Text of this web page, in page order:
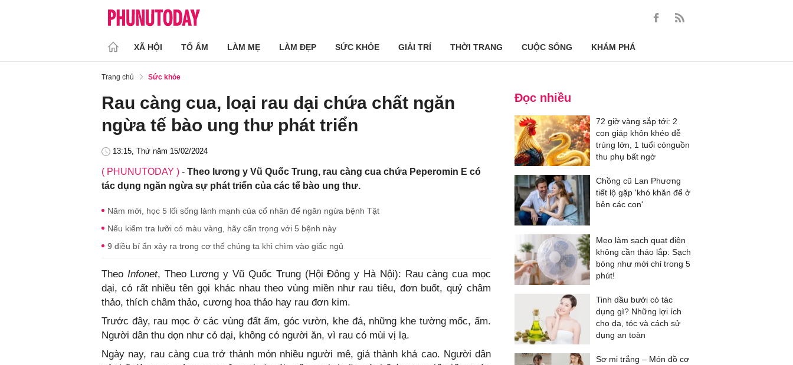
XÃ HỘI TỔ ẤM LÀM MẸ LÀM ĐẸP SỨC KHỎE GIẢI TRÍ THỜI TRANG CUỘC SỐNG KHÁM PHÁ
Trang chủ Sức khỏe
Rau càng cua, loại rau dại chứa chất ngăn
ngừa tế bào ung thư phát triển
13:15, Thứ năm 15/02/2024
( PHUNUTODAY ) - Theo lương y Vũ Quốc Trung, rau càng cua chứa Peperomin E có
tác dụng ngăn ngừa sự phát triển của các tế bào ung thư.
Năm mới, học 5 lối sống lành mạnh của cổ nhân để ngăn ngừa bệnh Tật
Nếu kiểm tra lưỡi có màu vàng, hãy cẩn trọng với 5 bệnh này
9 điều bí ẩn xảy ra trong cơ thể chúng ta khi chìm vào giấc ngủ
Theo Infonet, Theo Lương y Vũ Quốc Trung (Hội Đông y Hà Nội): Rau càng cua mọc
dại, có rất nhiều tên gọi khác nhau theo vùng miền như rau tiêu, đơn buốt, quỷ châm
thảo, thích châm thảo, cương hoa thảo hay rau đơn kim.
Trước đây, rau mọc ở các vùng đất ẩm, góc vườn, khe đá, những khe tường mốc, ẩm.
Người dân thu dọn như cỏ dại, không có người ăn, vì rau có mùi vị lạ.
Ngày nay, rau càng cua trở thành món nhiều người mê, giá thành khá cao. Người dân
Đọc nhiều
72 giờ vàng sắp tới: 2
con giáp khôn khéo dễ
trúng lớn, 1 tuổi cónguồn
thu phụ bất ngờ
Chồng cũ Lan Phương
tiết lộ gặp 'khó khăn để ở
bên các con'
Mẹo làm sạch quạt điện
không cần tháo lắp: Sạch
bóng như mới chỉ trong 5
phút!
Tinh dầu bưởi có tác
dụng gì? Những lợi ích
cho da, tóc và cách sử
dụng an toàn
Sơ mi trắng – Món đồ cơ